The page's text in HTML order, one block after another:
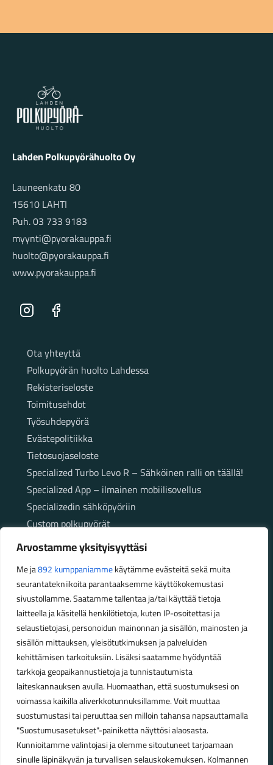
Arvostamme yksityisyyttäsi
Me ja892 kumppaniammekäytämme evästeitä sekä muita
seurantatekniikoita parantaaksemme käyttökokemustasi
sivustollamme. Saatamme tallentaa ja/tai käyttää tietoja
laitteella ja käsitellä henkilötietoja, kuten IP-osoitettasi ja
selaustietojasi, personoidun mainonnan ja sisällön, mainosten ja
sisällön mittauksen, yleisötutkimuksen ja palveluiden
kehittämisen tarkoituksiin. Lisäksi saatamme hyödyntää
tarkkoja geopaikannustietoja ja tunnistautumista
laiteskannauksen avulla. Huomaathan, että suostumuksesi on
voimassa kaikilla aliverkkotunnuksillamme. Voit muuttaa
suostumustasi tai peruuttaa sen milloin tahansa napsauttamalla
"Suostumusasetukset"-painiketta näyttösi alaosasta.
Kunnioitamme valintojasi ja olemme sitoutuneet tarjoamaan
sinulle läpinäkyvän ja turvallisen selauskokemuksen. Kolmannen
Lahden Polkupyörähuolto - etusivulle
Lahden Polkupyörähuolto Oy
Launeenkatu 80
15610 LAHTI
Puh. 03 733 9183
myynti@pyorakauppa.fi
huolto@pyorakauppa.fi
www.pyorakauppa.fi
Instagram Facebook
SivutOta yhteyttä
Polkupyörän huolto Lahdessa
Rekisteriseloste
Toimitusehdot
Työsuhdepyörä
Evästepolitiikka
Tietosuojaseloste
Specialized Turbo Levo R – Sähköinen ralli on täällä!
Specialized App – ilmainen mobiilisovellus
Specializedin sähköpyöriin
Custom polkupyörät
Fatbikellä helppoa ja huoletonta etenemistä
maastossa
Aukioloajat
Talvikauden aukioloajat (1.10.2025 – 28.2.2026)
Ma-Pe 10-18
La 10-14
Kesäkauden aukioloajat (1.3.2026 – 30.9.2026)
Ma-Pe 10-18
La 9-15
Poikkeavat aukioloajat:
Pyhäinpäivä lauantai 31.10. – suljettu